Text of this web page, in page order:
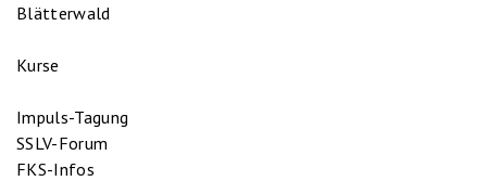
Blätterwald
Kurse
Impuls-Tagung
SSLV-Forum
FKS-Infos